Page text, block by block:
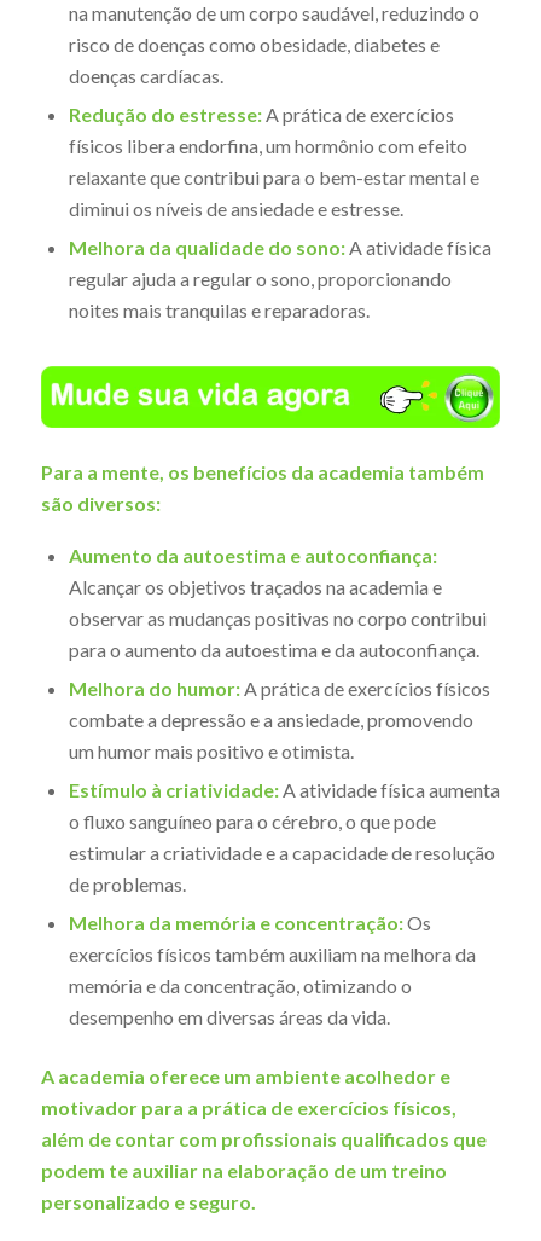
na manutenção de um corpo saudável, reduzindo o
risco de doenças como obesidade, diabetes e
doenças cardíacas.
Redução do estresse:A prática de exercícios
físicos libera endorfina, um hormônio com efeito
relaxante que contribui para o bem-estar mental e
diminui os níveis de ansiedade e estresse.
Melhora da qualidade do sono:A atividade física
regular ajuda a regular o sono, proporcionando
noites mais tranquilas e reparadoras.
Para a mente, os benefícios da academia também
são diversos:
Aumento da autoestima e autoconfiança:
Alcançar os objetivos traçados na academia e
observar as mudanças positivas no corpo contribui
para o aumento da autoestima e da autoconfiança.
Melhora do humor:A prática de exercícios físicos
combate a depressão e a ansiedade, promovendo
um humor mais positivo e otimista.
Estímulo à criatividade:A atividade física aumenta
o fluxo sanguíneo para o cérebro, o que pode
estimular a criatividade e a capacidade de resolução
de problemas.
Melhora da memória e concentração:Os
exercícios físicos também auxiliam na melhora da
memória e da concentração, otimizando o
desempenho em diversas áreas da vida.
A academia oferece um ambiente acolhedor e
motivador para a prática de exercícios físicos,
além de contar com profissionais qualificados que
podem te auxiliar na elaboração de um treino
personalizado e seguro.